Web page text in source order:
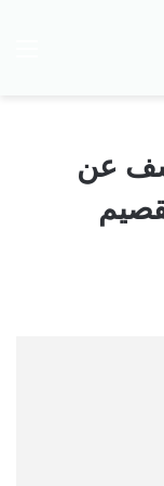
عن